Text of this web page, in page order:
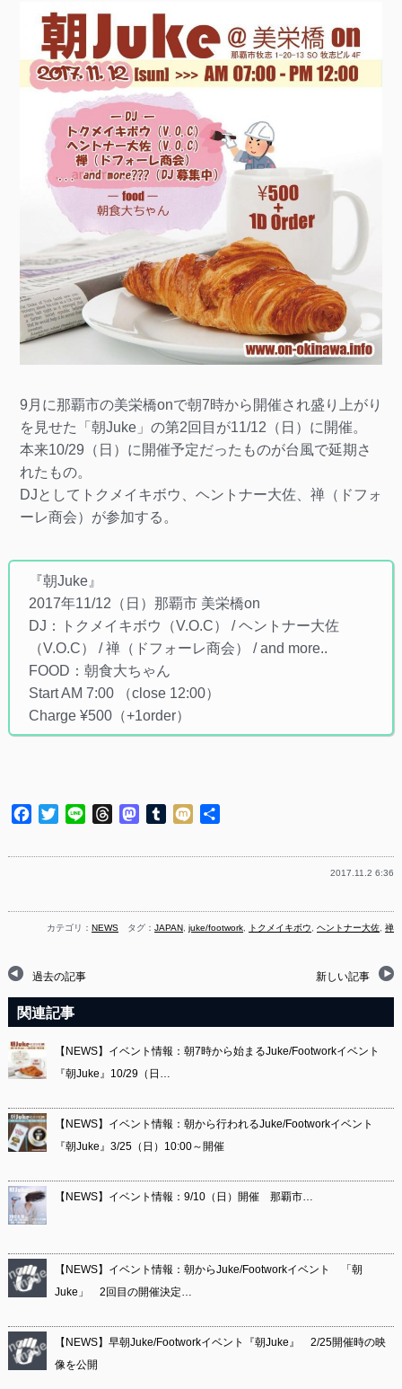
9月に那覇市の美栄橋onで朝7時から開催され盛り上がり
を見せた「朝Juke」の第2回目が11/12（日）に開催。
本来10/29（日）に開催予定だったものが台風で延期さ
れたもの。
DJとしてトクメイキボウ、ヘントナー大佐、禅（ドフォ
ーレ商会）が参加する。
『朝Juke』
2017年11/12（日）那覇市 美栄橋on
DJ：トクメイキボウ（V.O.C） / ヘントナー大佐
（V.O.C） / 禅（ドフォーレ商会） / and more..
FOOD：朝食大ちゃん
Start AM 7:00 （close 12:00）
Charge ¥500（+1order）
Facebook
TwitterLine ThreadsMastodon
Tumblr
Mixi
2017.11.2 6:36
カテゴリ：NEWS タグ：JAPAN,juke/footwork, トクメイキボウ,ヘントナー大佐,禅
過去の記事 新しい記事
関連記事
【NEWS】イベント情報：朝7時から始まるJuke/Footworkイベント
『朝Juke』10/29（日…
【NEWS】イベント情報：朝から行われるJuke/Footworkイベント
『朝Juke』3/25（日）10:00～開催
【NEWS】イベント情報：9/10（日）開催 那覇市…
【NEWS】イベント情報：朝からJuke/Footworkイベント 「朝
Juke」 2回目の開催決定…
【NEWS】早朝Juke/Footworkイベント『朝Juke』 2/25開催時の映
像を公開